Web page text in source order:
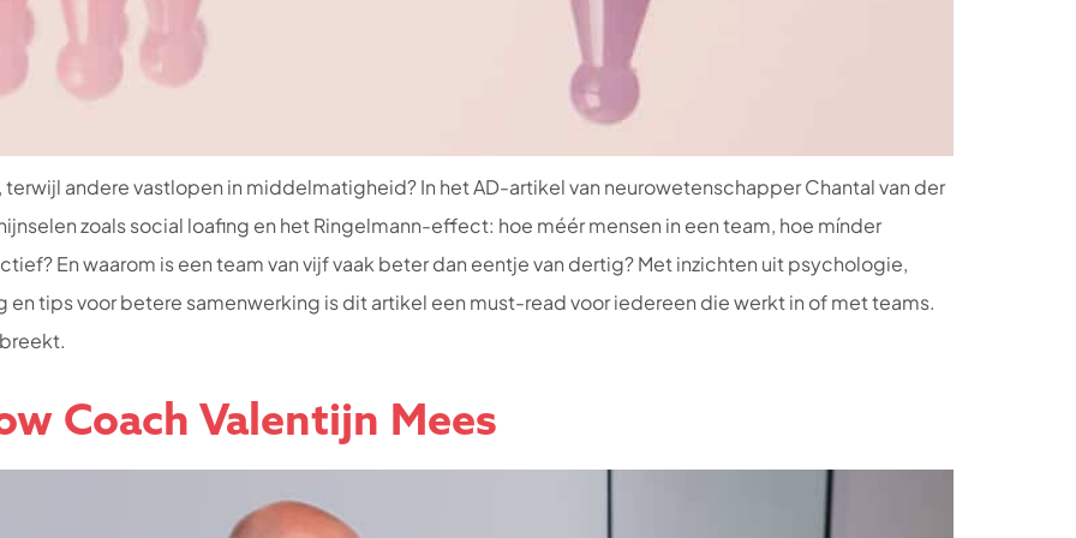
andere vastlopen in middelmatigheid? In het AD-artikel van neurowetenschapper Chantal van der
zoals social loafing en het Ringelmann-effect: hoe méér mensen in een team, hoe mínder
En waarom is een team van vijf vaak beter dan eentje van dertig? Met inzichten uit psychologie,
en tips voor betere samenwerking is dit artikel een must-read voor iedereen die werkt in of met teams.
Coach Valentijn Mees